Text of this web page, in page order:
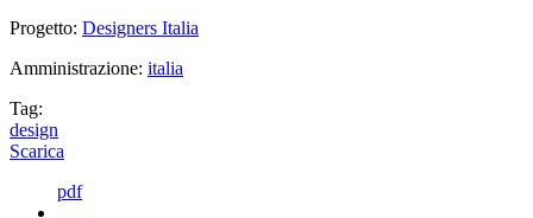
Progetto: Designers Italia
Amministrazione: italia
Tag:
design
Scarica
pdf